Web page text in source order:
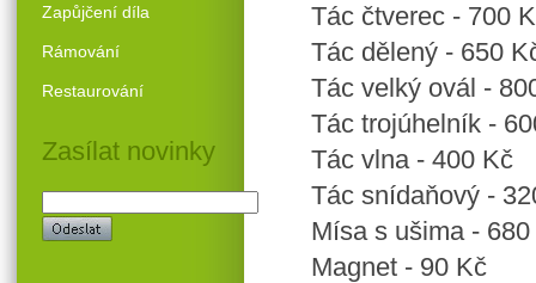
Zapůjčení díla
Rámování
Restaurování
Zasílat novinky
Tác čtverec - 700
Tác dělený - 650
Tác velký ovál -
Tác trojúhelník -
Tác vlna - 400 Kč
Tác snídaňový -
Mísa s ušima -
Magnet - 90 Kč